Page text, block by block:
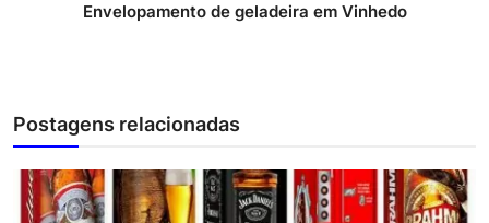
Envelopamento de geladeira em Vinhedo
Postagens relacionadas